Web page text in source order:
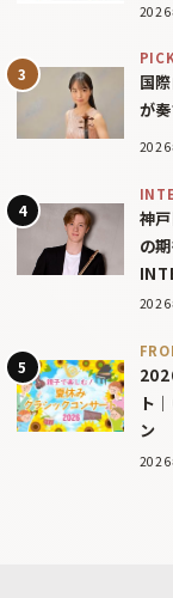
2026
国
が
2026
神
の
2026
ト
ン
2026